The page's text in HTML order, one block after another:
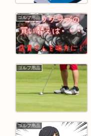
ゴルフ用品
ゴルフ用品
ゴルフ用品